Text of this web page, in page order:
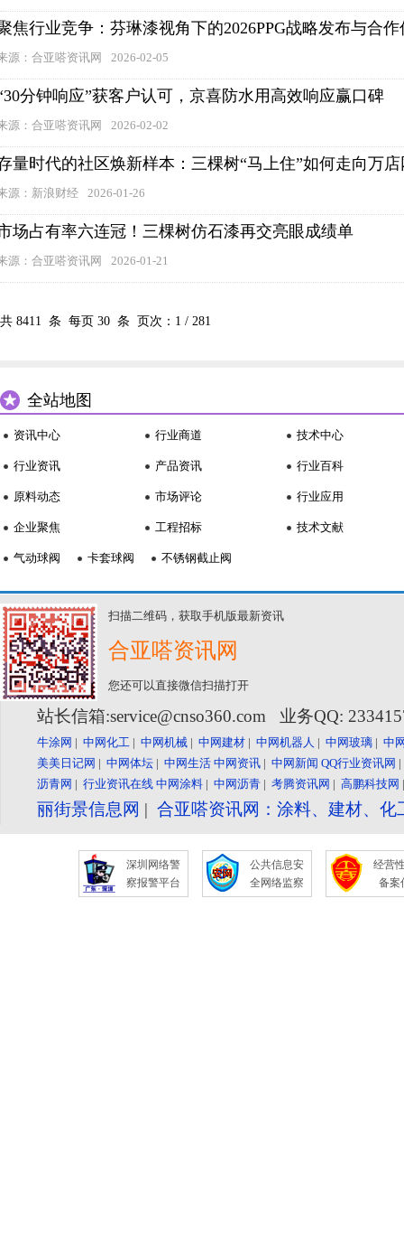
焦行业竞争：芬琳漆视角下的2026PPG战略发布与合
源：合亚嗒资讯网 2026-02-05
分钟响应”获客户认可，京喜防水用高效响应赢口碑
源：合亚嗒资讯网 2026-02-02
量时代的社区焕新样本：三棵树“马上住”如何走向万
源：新浪财经 2026-01-26
场占有率六连冠！三棵树仿石漆再交亮眼成绩单
源：合亚嗒资讯网 2026-01-21
共 8411 条 每页 30 条 页次： 1 / 281
全站地图
资讯中心
行业资讯
原料动态
企业聚焦
行业商道
产品资讯
市场评论
工程招标
技术中心
行业百科
行业应用
技术文献
气动球阀 卡套球阀 不锈钢截止阀
扫描二维码，获取手机版最新资讯
合亚嗒资讯网
您还可以直接微信扫描打开
站长信箱:service@cnso360.com 业务QQ:
牛涂网 | 中网化工 | 中网机械 | 中网建材 | 中网机器人 | 中网玻璃 | 中
美美日记网 | 中网体坛 | 中网生活 中网资讯 | 中网新闻 QQ行业资讯网
沥青网 | 行业资讯在线 中网涂料 | 中网沥青 | 考腾资讯网 | 高鹏科技网
丽街景信息网 | 合亚嗒资讯网：涂料、建材、
深圳网络警
察报警平台
公共信息安
全网络监察
经营
备案